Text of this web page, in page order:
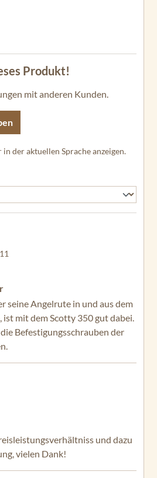
Produkt!
mit anderen Kunden.
der aktuellen Sprache anzeigen.
Sternen
seine Angelrute in und aus dem
ist mit dem Scotty 350 gut dabei.
Befestigungsschrauben der
Sternen
und dazu
vielen Dank!